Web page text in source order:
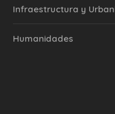
Infraestructura y
Humanidades